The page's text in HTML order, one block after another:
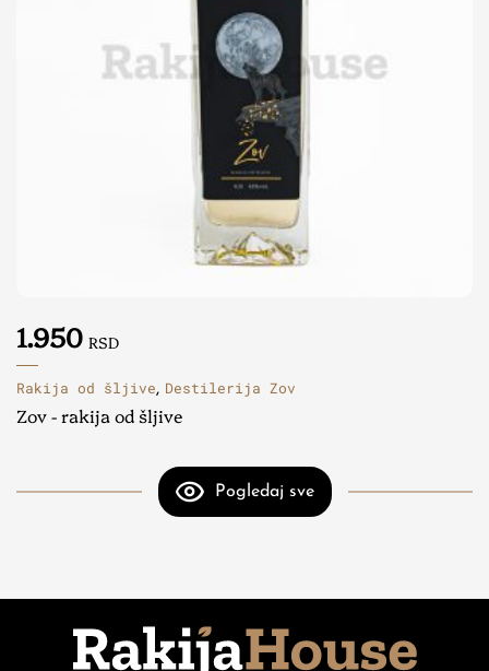
1.950 RSD
Rakija od šljive, Destilerija Zov
Zov - rakija od šljive
Pogledaj sve